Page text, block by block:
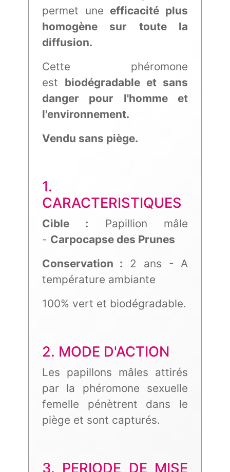
permet uneefficacité plus
homogène sur toute la
diffusion.
Cette phéromone
est biodégradable et sans
danger pour l'homme et
l'environnement.
Vendu sans piège.
1.
CARACTERISTIQUES
Cible : Papillion mâle
- Carpocapse des Prunes
Conservation : 2 ans - A
température ambiante
100% vert et biodégradable.
2. MODE D'ACTION
Les papillons mâles attirés
par la phéromone sexuelle
femelle pénètrent dans le
piège et sont capturés.
3. PERIODE DE MISE